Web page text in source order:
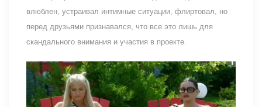
влюблен, устраивал интимные ситуации, флиртовал, но
перед друзьями признавался, что все это лишь для
скандального внимания и участия в проекте.